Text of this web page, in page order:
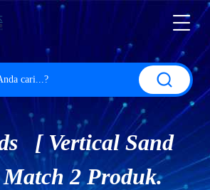
[ Vertical Sand
2 Produk.